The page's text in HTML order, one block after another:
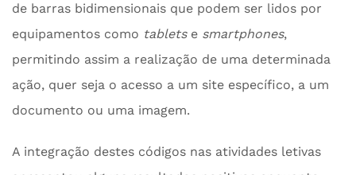
de barras bidimensionais que podem ser lidos por
equipamentos como tabletse smartphones,
permitindo assim a realização de uma determinada
ação, quer seja o acesso a um site específico, a um
documento ou uma imagem.
A integração destes códigos nas atividades letivas